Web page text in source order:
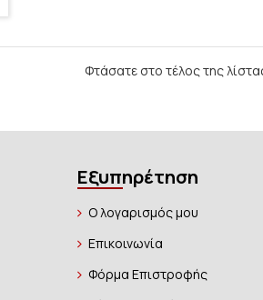
Φτάσατε στο τέλος της
Εξυπηρέτηση
Ο λογαρισμός μου
Επικοινωνία
Φόρμα Επιστροφής